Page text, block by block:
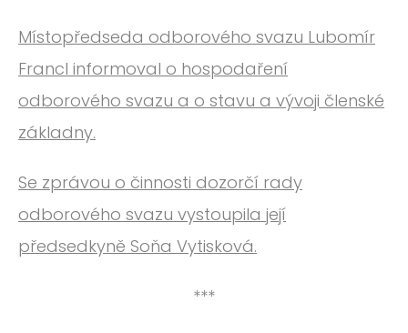
Místopředseda odborového svazu Lubomír
Francl informoval o hospodaření
odborového svazu a o stavu a vývoji členské
základny.
Se zprávou o činnosti dozorčí rady
odborového svazu vystoupila její
předsedkyně Soňa Vytisková.
***